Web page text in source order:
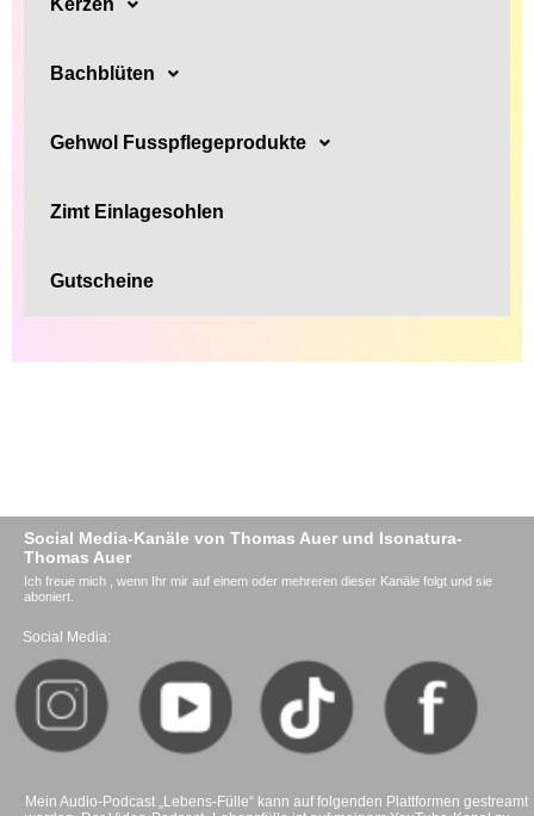
Bachblüten
Gehwol Fusspflegeprodukte
Zimt Einlagesohlen
Gutscheine
Social Media-Kanäle von Thomas Auer und Isonatura-
Thomas Auer
Ich freue mich , wenn Ihr mir auf einem oder mehreren dieser Kanäle folgt und sie
aboniert.
Social Media:
Mein Audio-Podcast „Lebens-Fülle“ kann auf folgenden Plattformen gestreamt